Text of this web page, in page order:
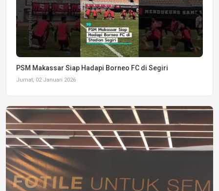
PSM Makassar Siap Hadapi Borneo FC di Segiri
Jumat, 02 Januari 2026